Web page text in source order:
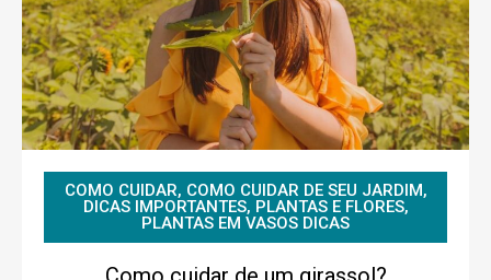
COMO CUIDAR, COMO CUIDAR DE SEU JARDIM,
DICAS IMPORTANTES, PLANTAS E FLORES,
PLANTAS EM VASOS DICAS